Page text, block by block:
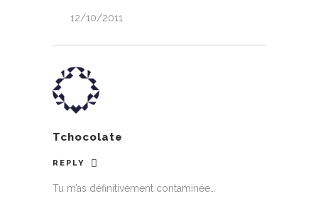
12/10/2011
Tchocolate
REPLY
Tu m’as définitivement contaminée…